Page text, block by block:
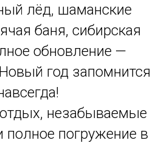
лёд, шаманские
баня, сибирская
обновление —
год запомнится
незабываемые
полное погружение в